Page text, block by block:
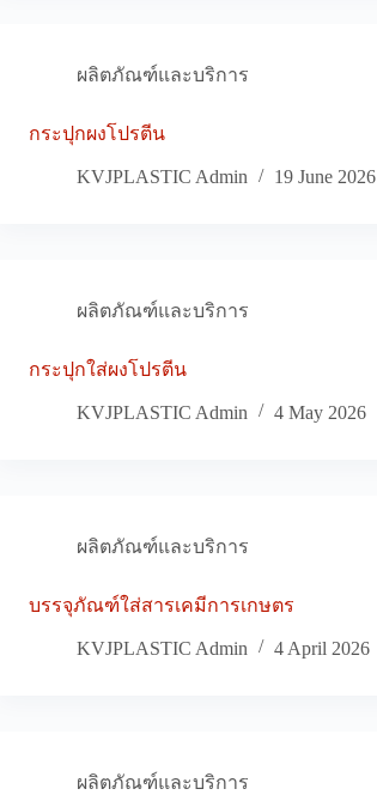
ผลิตภัณฑ์และบริการ
กระปุกผงโปรตีน
KVJPLASTIC Admin 19 June 2026
ผลิตภัณฑ์และบริการ
กระปุกใส่ผงโปรตีน
KVJPLASTIC Admin 4 May 2026
ผลิตภัณฑ์และบริการ
บรรจุภัณฑ์ใส่สารเคมีการเกษตร
KVJPLASTIC Admin 4 April 2026
ผลิตภัณฑ์และบริการ